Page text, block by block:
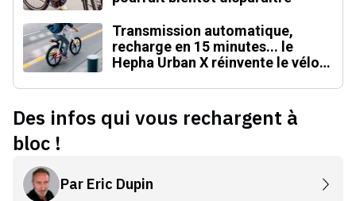
Transmission automatique,
recharge en 15 minutes... le
Hepha Urban X réinvente le vélo
Des infos qui vous rechargent à
bloc !
Par Eric Dupin